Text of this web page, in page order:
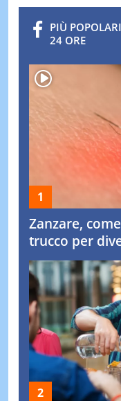
PIÙ
24 ORE
Zanzare,
trucco per